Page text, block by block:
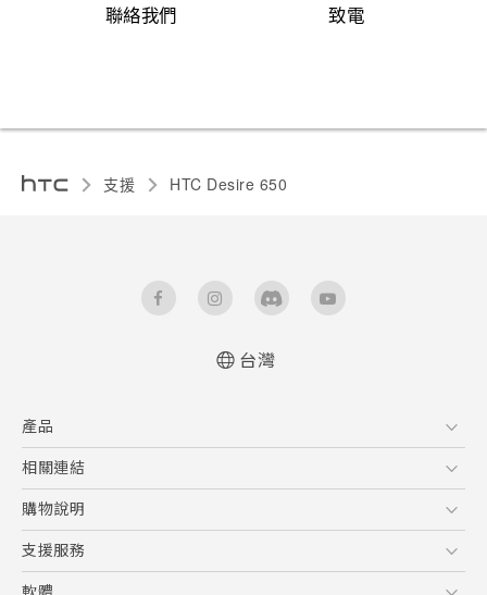
聯絡我們 致電
支援 HTC Desire 650‎
台灣
產品
5G
智慧型手機
配件
相關連結
HTC Research
購物說明
購物須知
訂單管理
支援服務
到府收送維修服務